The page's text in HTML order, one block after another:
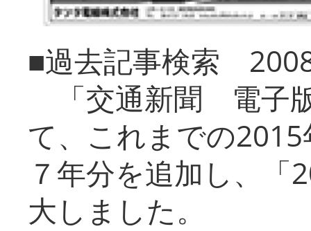
■過去記事検索
「交通新聞 電子
て、これまでの
７年分を追加し、「
大しまし